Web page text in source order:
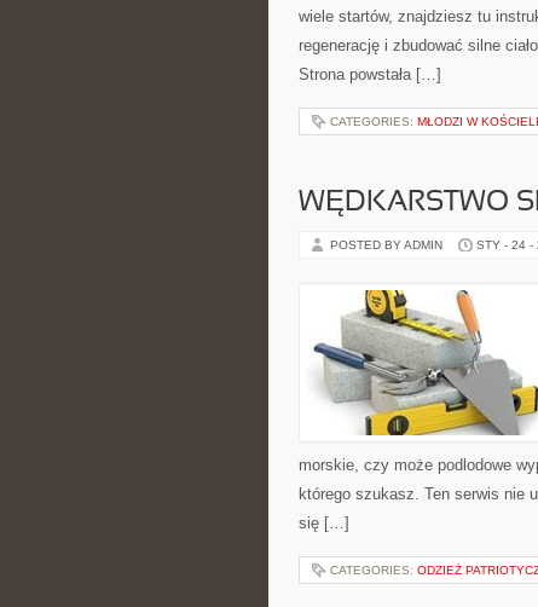
wiele startów, znajdziesz tu
regenerację i zbudować silne
Strona powstała […]
CATEGORIES: MŁODZI W
WĘDKARSTWO
POSTED BY ADMIN STY - 24 -
morskie, czy może podlodowe
którego szukasz. Ten serwis nie
się […]
CATEGORIES: ODZIEŻ